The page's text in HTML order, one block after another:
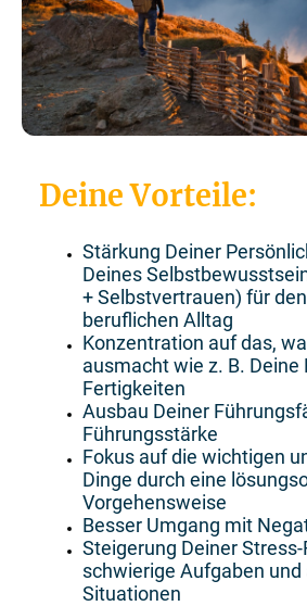
Deine Vorteile:
Stärkung Deiner
Deines
+ Selbstvertrauen) für
beruflichen Alltag
Konzentration auf das,
ausmacht wie z. B. Deine
Fertigkeiten
Ausbau Deiner
Führungsstärke
Fokus auf die wichtigen
Dinge durch eine
Vorgehensweise
Besser Umgang mit
Steigerung Deiner
schwierige Aufgaben
Situationen